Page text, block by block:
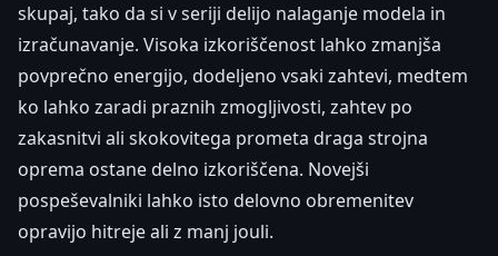
skupaj, tako da si v seriji delijo nalaganje modela in
izračunavanje. Visoka izkoriščenost lahko zmanjša
povprečno energijo, dodeljeno vsaki zahtevi, medtem
ko lahko zaradi praznih zmogljivosti, zahtev po
zakasnitvi ali skokovitega prometa draga strojna
oprema ostane delno izkoriščena. Novejši
pospeševalniki lahko isto delovno obremenitev
opravijo hitreje ali z manj jouli.